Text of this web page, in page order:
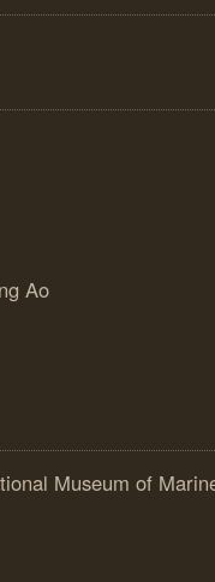
Ao
Museum of